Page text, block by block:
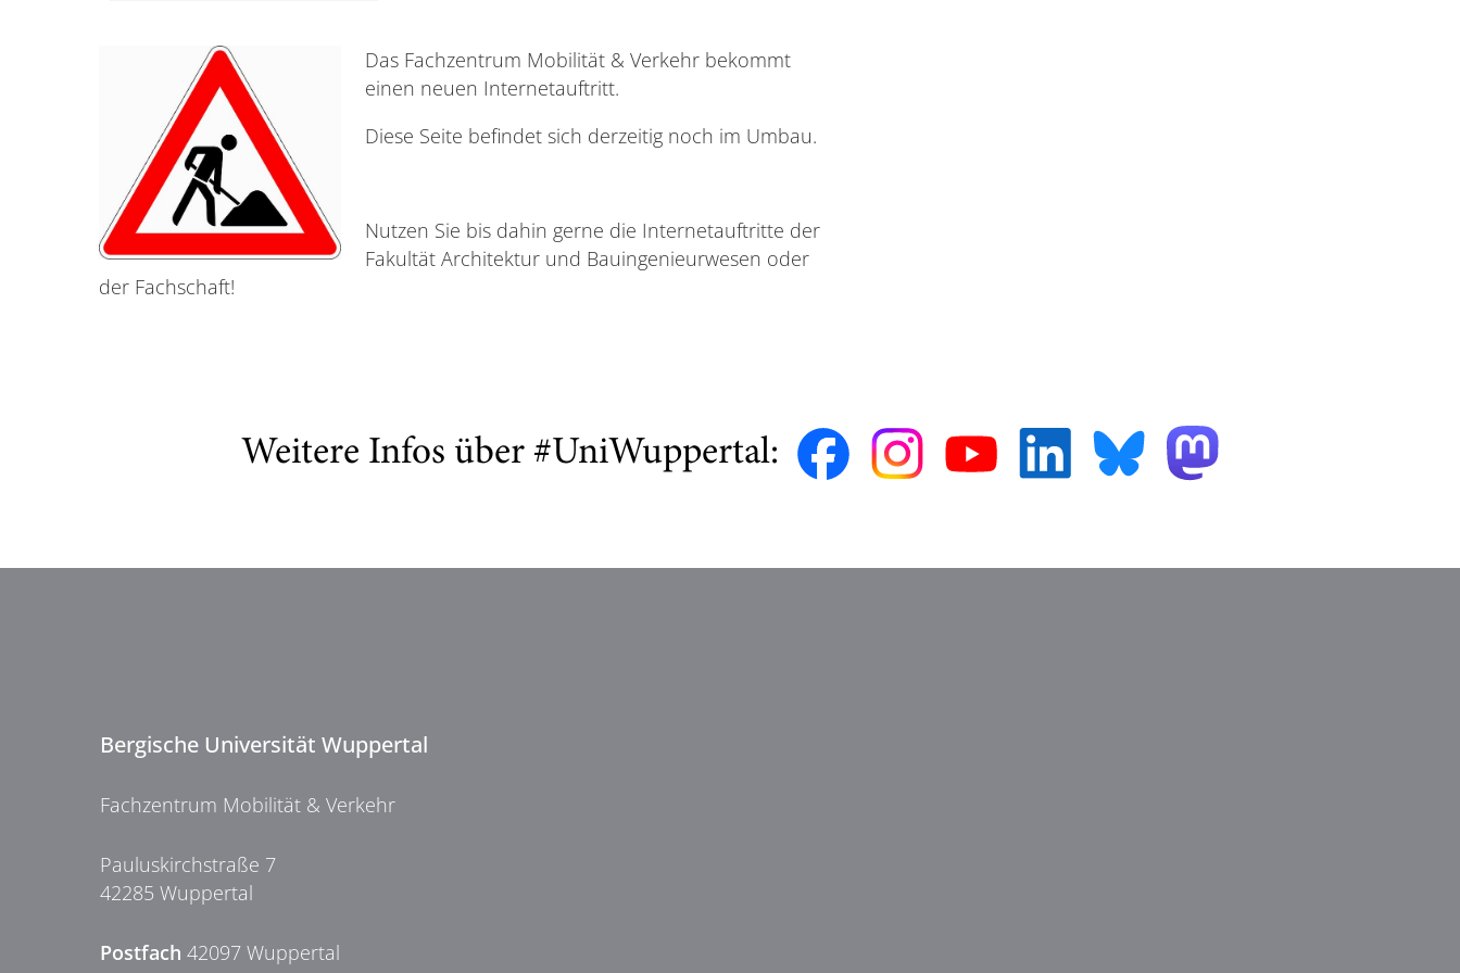
Das Fachzentrum Mobilität & Verkehr bekommt
einen neuen Internetauftritt.
Diese Seite befindet sich derzeitig noch im Umbau.
Nutzen Sie bis dahin gerne die Internetauftritte der
Fakultät Architektur und Bauingenieurwesen oder
der Fachschaft!
Weitere Infos über #UniWuppertal:
Bergische Universität Wuppertal
Fachzentrum Mobilität & Verkehr
Pauluskirchstraße 7
42285 Wuppertal
Postfach 42097 Wuppertal